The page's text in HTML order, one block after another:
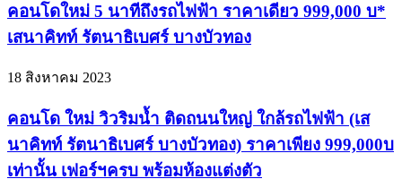
คอนโดใหม่ 5 นาทีถึงรถไฟฟ้า ราคาเดียว 999,000 บ*
เสนาคิทท์ รัตนาธิเบศร์ บางบัวทอง
18 สิงหาคม 2023
คอนโด ใหม่ วิวริมน้ำ ติดถนนใหญ่ ใกล้รถไฟฟ้า (เส
นาคิทท์ รัตนาธิเบศร์ บางบัวทอง) ราคาเพียง 999,000บ
เท่านั้น เฟอร์ฯครบ พร้อมห้องแต่งตัว